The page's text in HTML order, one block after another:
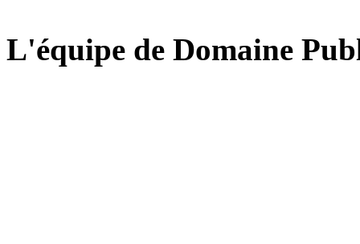
L'équipe de Domaine